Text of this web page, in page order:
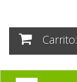
Carrito: